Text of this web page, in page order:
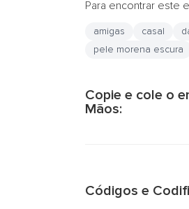
Para encontrar este
amigas casal
pele morena escura
Copie e cole o
Mãos:
Códigos e